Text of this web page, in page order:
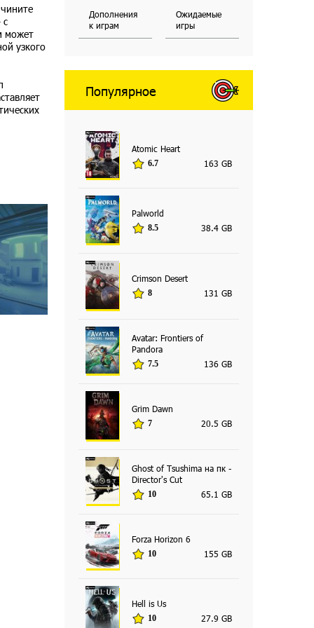
с
может
узкого
Дополнения
к играм
Ожидаемые
игры
Популярное
Atomic Heart
6.7 163 GB
Palworld
8.5 38.4 GB
Crimson Desert
8 131 GB
Avatar: Frontiers of
Pandora
7.5 136 GB
Grim Dawn
7 20.5 GB
Ghost of Tsushima на пк -
Director's Cut
10 65.1 GB
Forza Horizon 6
10 155 GB
Hell is Us
10 27.9 GB